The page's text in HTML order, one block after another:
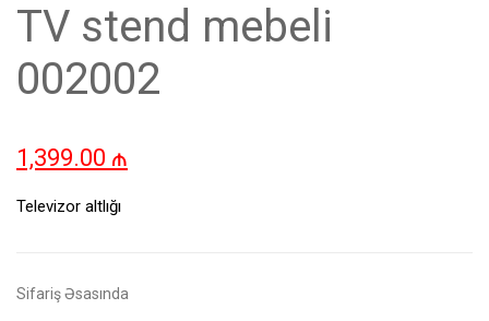
TV stend mebeli
002002
1,399.00 ₼
Televizor altlığı
Sifariş Əsasında